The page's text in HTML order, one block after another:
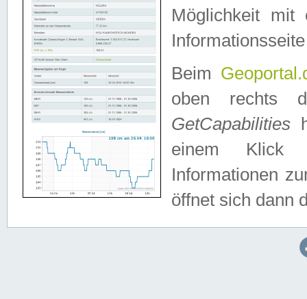
Möglichkeit mit
Beim
oben rechts
GetCapabilities
einem Klick
Informationen
öffnet sich dann